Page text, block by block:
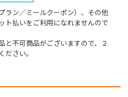
ラン／ミールクーポン）、その他
ト払いをご利用になれませんので
と不可商品がございますので、２
ださい。